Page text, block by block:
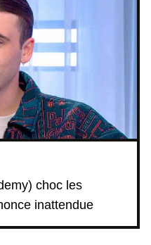
choc les
inattendue